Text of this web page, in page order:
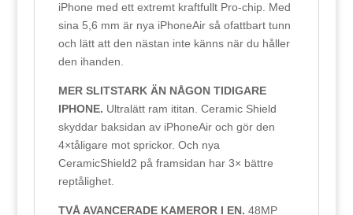
iPhone med ett extremt kraftfullt Pro-chip. Med
sina 5,6 mm är nya iPhoneAir så ofattbart tunn
och lätt att den nästan inte känns när du håller
den ihanden.
MER SLITSTARK ÄN NÅGON TIDIGARE
IPHONE. Ultralätt ram ititan. Ceramic Shield
skyddar baksidan av iPhoneAir och gör den
4×tåligare mot sprickor. Och nya
CeramicShield2 på framsidan har 3× bättre
reptålighet.
TVÅ AVANCERADE KAMEROR I EN. 48MP